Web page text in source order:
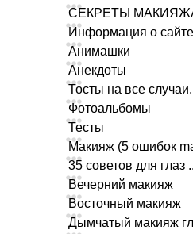
СЕКРЕТЫ
Информация о сайте
Анимашки
Анекдоты
Тосты на все случаи.
Фотоальбомы
Тесты
Макияж (5 ошибок
35 советов для глаз
Вечерний макияж
Восточный макияж
Дымчатый макияж